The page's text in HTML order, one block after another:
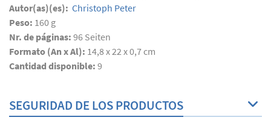
Autor(as)(es): Christoph Peter
Peso: 160 g
Nr. de páginas: 96 Seiten
Formato (An x Al): 14,8 x 22 x 0,7 cm
Cantidad disponible: 9
SEGURIDAD DE LOS PRODUCTOS